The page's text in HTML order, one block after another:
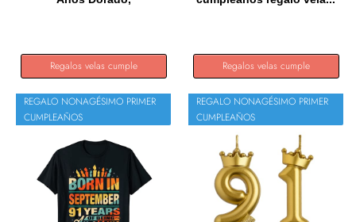
Regalos velas cumple Regalos velas cumple
REGALO NONAGÉSIMO PRIMER
CUMPLEAÑOS
REGALO NONAGÉSIMO PRIMER
CUMPLEAÑOS